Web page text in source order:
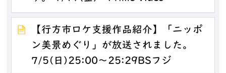
【行方市ロケ支援作品紹介】「ニッポ
ン美景めぐり」が放送されました。
7/5(日)25:00～25:29BSフジ